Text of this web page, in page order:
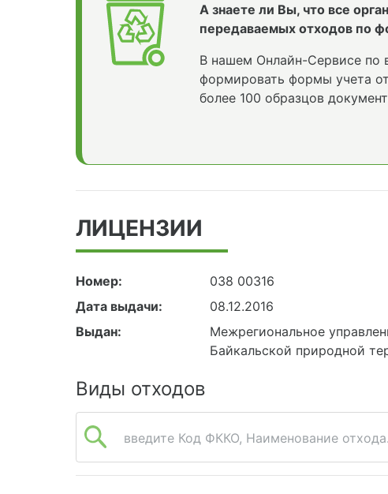
А знаете ли Вы, что все
передаваемых отходов по
В нашем Онлайн-Сервисе по
формировать формы учета
более 100 образцов
ЛИЦЕНЗИИ
Номер:
038 00316
Дата выдачи:
08.12.2016
Выдан:
Межрегиональное
Байкальской природной
Виды отходов
введите Код ФККО, Наименование